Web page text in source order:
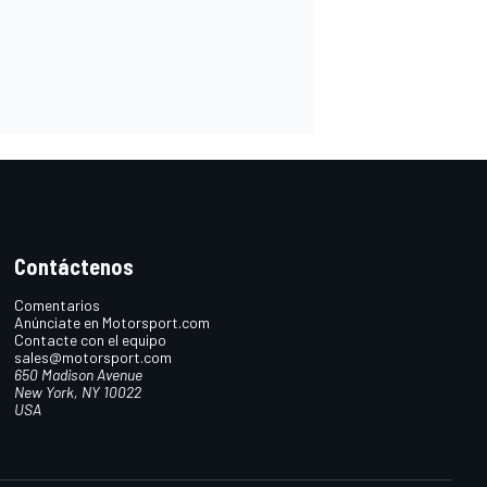
Contáctenos
Comentarios
Anúnciate en Motorsport.com
Contacte con el equipo
sales@motorsport.com
650 Madison Avenue
New York, NY 10022
USA